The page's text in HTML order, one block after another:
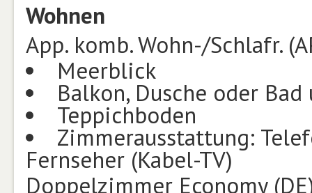
Wohnen
App. komb. Wohn-/Schlafr.
Meerblick
Balkon, Dusche oder Bad
Teppichboden
Zimmerausstattung:
Fernseher (Kabel-TV)
Doppelzimmer Economy